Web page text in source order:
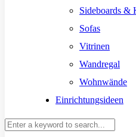
Sideboards &
Sofas
Vitrinen
Wandregal
Wohnwände
Einrichtungsideen